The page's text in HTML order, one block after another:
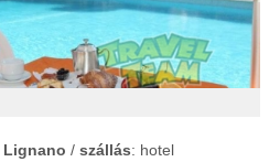
Lignano / szállás: hotel